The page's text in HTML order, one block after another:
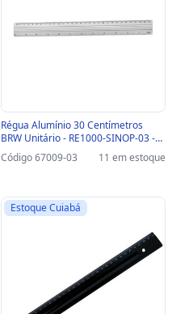
Régua Alumínio 30 Centímetros
BRW Unitário - RE1000-SINOP-03 -
RE1000
Código 67009-03 11 em estoque
Estoque Cuiabá